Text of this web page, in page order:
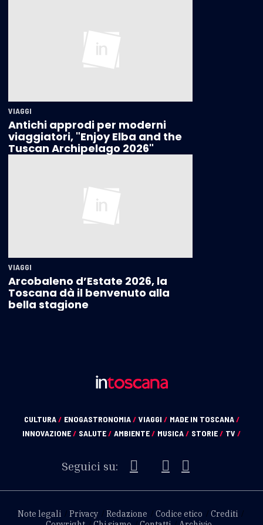
VIAGGI
Antichi approdi per moderni
viaggiatori, "Enjoy Elba and the
Tuscan Archipelago 2026"
VIAGGI
Arcobaleno d’Estate 2026, la
Toscana dà il benvenuto alla
bella stagione
CULTURA/ ENOGASTRONOMIA/ VIAGGI / MADE IN TOSCANA/
INNOVAZIONE/ SALUTE/ AMBIENTE/ MUSICA/ STORIE/ TV /
Seguici su:
Note legali Privacy Redazione Codice etico
Crediti